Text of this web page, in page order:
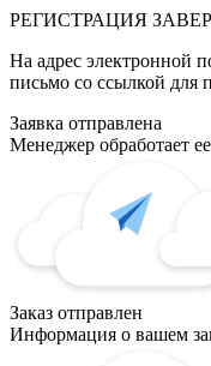
РЕГИСТРАЦИЯ
На адрес электронной
письмо со ссылкой для
Заявка отправлена
Менеджер обработает
Заказ отправлен
Информация о вашем